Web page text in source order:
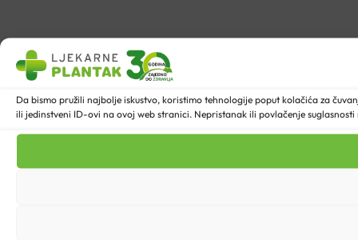
Da bismo pružili najbolje iskustvo, koristimo tehnologije poput kolačića za
ili jedinstveni ID-ovi na ovoj web stranici. Nepristanak ili povlačenje